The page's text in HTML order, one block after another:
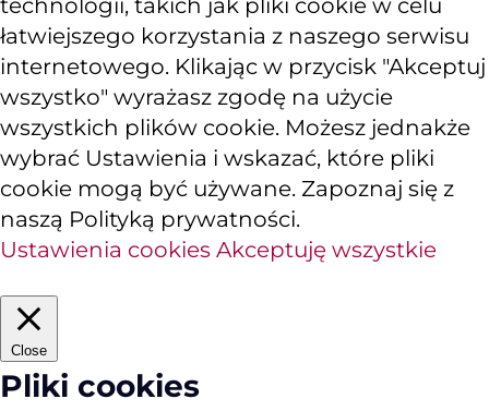
technologii, takich jak pliki cookie w celu
łatwiejszego korzystania z naszego serwisu
internetowego. Klikając w przycisk "Akceptuj
wszystko" wyrażasz zgodę na użycie
wszystkich plików cookie. Możesz jednakże
wybrać Ustawienia i wskazać, które pliki
cookie mogą być używane. Zapoznaj się z
naszą Polityką prywatności.
Ustawienia cookies Akceptuję wszystkie
Close
Pliki cookies